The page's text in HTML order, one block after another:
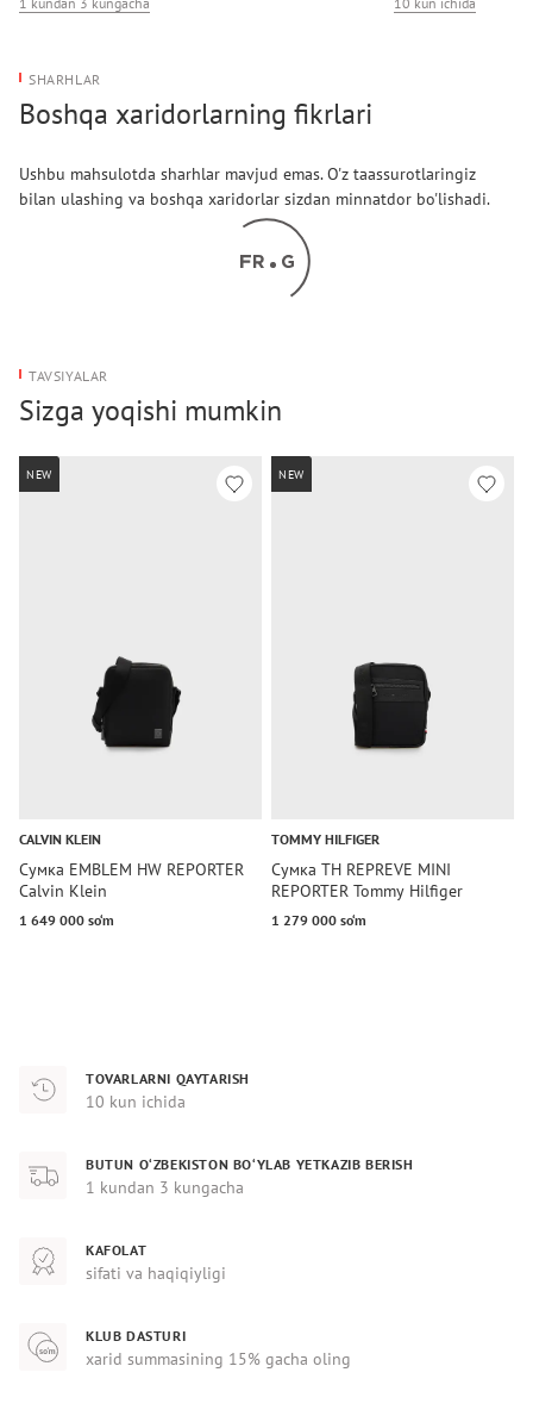
Bo'limlar/cho'ntaklar (tashqi): bir cho‘ntak
SHARHLAR
Boshqa xaridorlarning fikrlari
Ushbu mahsulotda sharhlar mavjud emas. O'z taassurotlaringiz
bilan ulashing va boshqa xaridorlar sizdan minnatdor bo'lishadi.
TAVSIYALAR
Sizga yoqishi mumkin
NEW
CALVIN KLEIN
Сумка EMBLEM HW REPORTER
Calvin Klein
1 649 000 so‘m
NEW
TOMMY HILFIGER
Сумка TH REPREVE MINI
REPORTER Tommy Hilfiger
1 279 000 so‘m
TOVARLARNI QAYTARISH
10 kun ichida
BUTUN O‘ZBEKISTON BO‘YLAB YETKAZIB BERISH
1 kundan 3 kungacha
KAFOLAT
sifati va haqiqiyligi
KLUB DASTURI
xarid summasining 15% gacha oling